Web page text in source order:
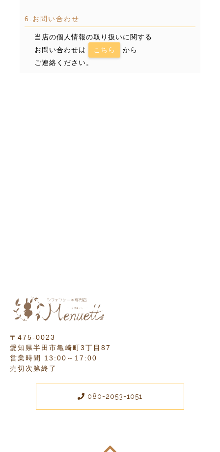
6.お問い合わせ
当店の個人情報の取り扱いに関する
お問い合わせは
こちら
から
ご連絡ください。
〒475-0023
愛知県半田市亀崎町3丁目87
営業時間 13:00～17:00
売切次第終了
080-2053-1051